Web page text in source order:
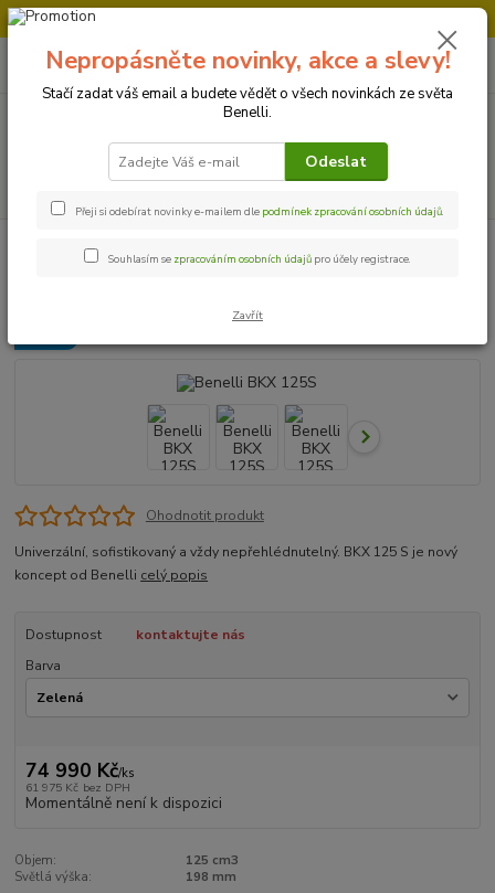
+420 728 500 481
Po-Pá 8:00 - 17:00
0
za0 Kč
Ohodnotit produkt
Univerzální, sofistikovaný a vždy nepřehlédnutelný. BKX 125 S je nový
koncept od Benelli celý popis
Dostupnost
kontaktujte nás
Barva
74 990 Kč/ks
61 975 Kč bez DPH
Momentálně není k dispozici
Objem:
125 cm3
Světlá výška:
198 mm
Nepropásněte novinky, akce a slevy!
Stačí zadat váš email a budete vědět o všech novinkách ze světa
Benelli.
Odeslat
Přeji si odebírat novinky e-mailem dle podmínek zpracování osobních údajů.
Souhlasím se zpracováním osobních údajů pro účely registrace.
Zavřít